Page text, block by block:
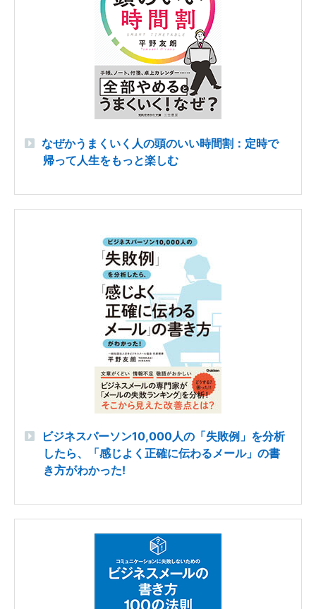
なぜかうまくいく人の頭のいい時間割：定時で
帰って人生をもっと楽しむ
ビジネスパーソン10,000人の「失敗例」を分析
したら、「感じよく正確に伝わるメール」の書
き方がわかった!